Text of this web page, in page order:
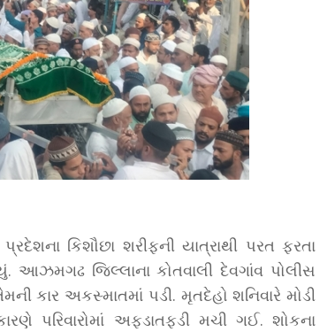
કિશૌછા શરીફની યાત્રાથી પરત ફરતા
આઝમગઢ જિલ્લાના કોતવાલી દેવગાંવ પોલીસ
કાર અકસ્માતમાં પડી. મૃતદેહો શનિવારે મોડી
પરિવારોમાં અફડાતફડી મચી ગઈ. શોકના